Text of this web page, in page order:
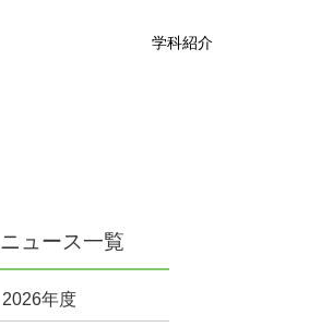
学科紹介
ニュース一覧
2026年度